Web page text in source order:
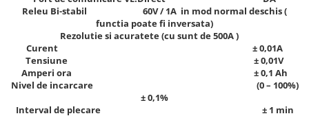
Releu Bi-stabil 60V / 1A in mod normal deschis (
functia poate fi inversata)
Rezolutie si acuratete (cu sunt de 500A )
Curent ± 0,01A
Tensiune ± 0,01V
Amperi ora ± 0,1 Ah
Nivel de incarcare (0 – 100%)
± 0,1%
Interval de plecare ± 1 min